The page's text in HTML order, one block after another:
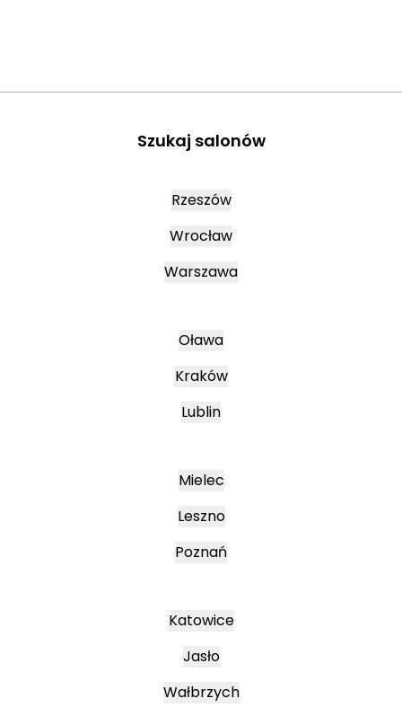
Szukaj salonów
Rzeszów
Wrocław
Warszawa
Oława
Kraków
Lublin
Mielec
Leszno
Poznań
Katowice
Jasło
Wałbrzych